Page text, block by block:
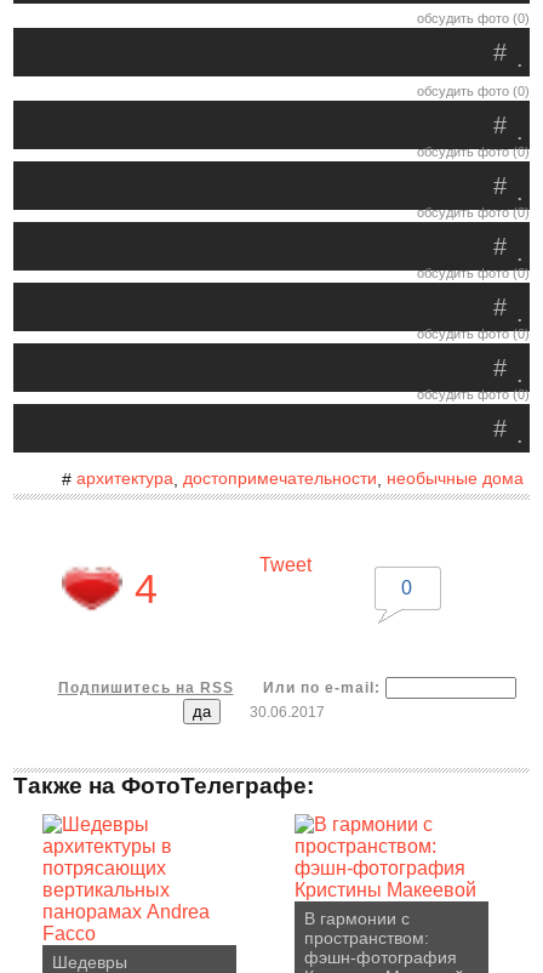
обсудить фото (0)
.
#
обсудить фото (0)
.
#
обсудить фото (0)
.
#
обсудить фото (0)
.
#
обсудить фото (0)
.
#
обсудить фото (0)
.
#
обсудить фото (0)
.
#
# архитектура, достопримечательности необычные дома
4
Tweet
0
Подпишитесь на RSS
Или по e-mail:
30.06.2017
Также на ФотоТелеграфе:
Шедевры
В гармонии с
пространством:
фэшн-фотография